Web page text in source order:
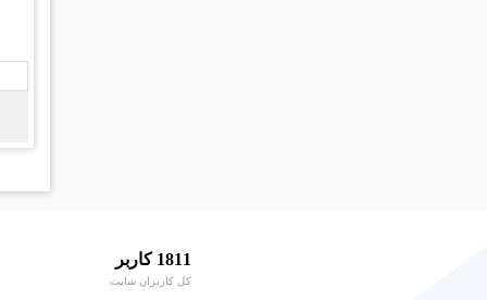
1811 کاربر
کل کاربران سایت